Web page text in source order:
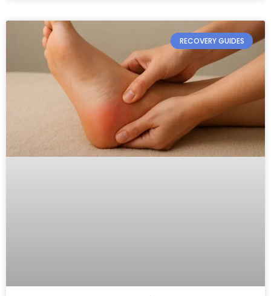
RECOVERY GUIDES